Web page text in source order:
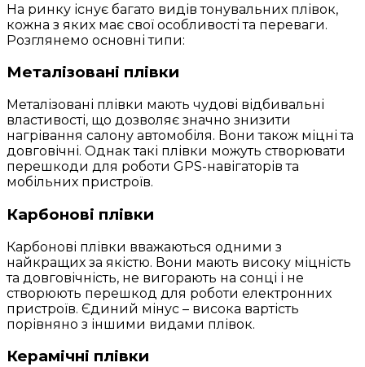
На ринку існує багато видів тонувальних плівок,
кожна з яких має свої особливості та переваги.
Розглянемо основні типи:
Металізовані плівки
Металізовані плівки мають чудові відбивальні
властивості, що дозволяє значно знизити
нагрівання салону автомобіля. Вони також міцні та
довговічні. Однак такі плівки можуть створювати
перешкоди для роботи GPS-навігаторів та
мобільних пристроїв.
Карбонові плівки
Карбонові плівки вважаються одними з
найкращих за якістю. Вони мають високу міцність
та довговічність, не вигорають на сонці і не
створюють перешкод для роботи електронних
пристроїв. Єдиний мінус – висока вартість
порівняно з іншими видами плівок.
Керамічні плівки